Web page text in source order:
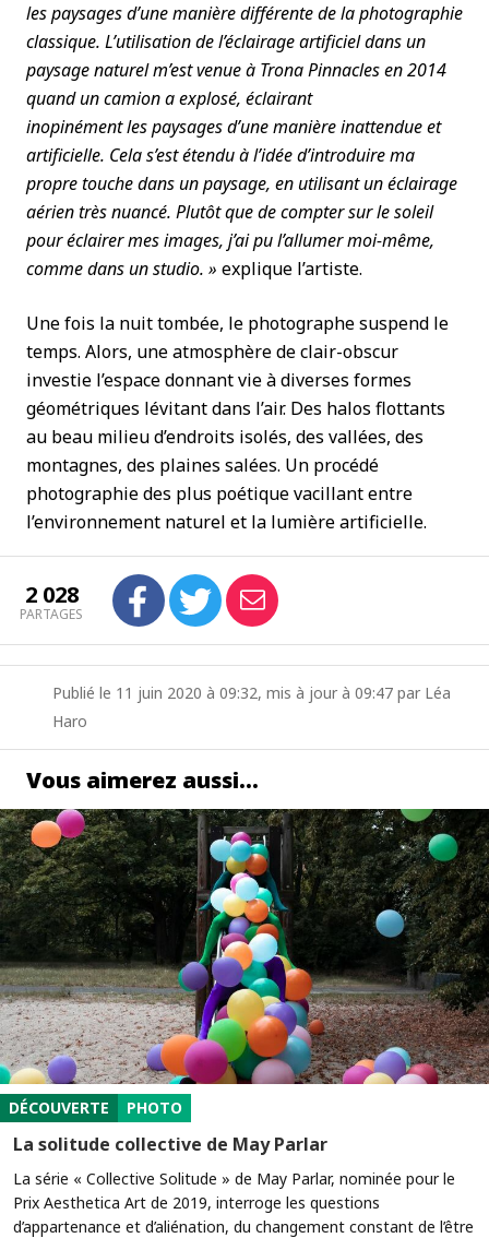
les paysages d’une manière différente de la photographie
classique. L’utilisation de l’éclairage artificiel dans un
paysage naturel m’est venue à Trona Pinnacles en 2014
quand un camion a explosé, éclairant
inopinément les paysages d’une manière inattendue et
artificielle. Cela s’est étendu à l’idée d’introduire ma
propre touche dans un paysage, en utilisant un éclairage
aérien très nuancé. Plutôt que de compter sur le soleil
pour éclairer mes images, j’ai pu l’allumer moi-même,
comme dans un studio. » explique l’artiste.
Une fois la nuit tombée, le photographe suspend le
temps. Alors, une atmosphère de clair-obscur
investie l’espace donnant vie à diverses formes
géométriques lévitant dans l’air. Des halos flottants
au beau milieu d’endroits isolés, des vallées, des
montagnes, des plaines salées. Un procédé
photographie des plus poétique vacillant entre
l’environnement naturel et la lumière artificielle.
2 028
PARTAGES
Publié le 11 juin 2020 à 09:32, mis à jour à 09:47 par Léa
Haro
Vous aimerez aussi…
DÉCOUVERTE PHOTO
La solitude collective de May Parlar
La série « Collective Solitude » de May Parlar, nominée pour le
Prix Aesthetica Art de 2019, interroge les questions
d’appartenance et d’aliénation, du changement constant de l’être